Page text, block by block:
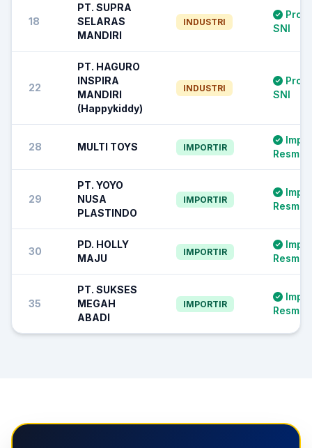
18
PT. SUPRA
SELARAS
MANDIRI
INDUSTRI
SNI
22
PT. HAGURO
INSPIRA
MANDIRI
(Happykiddy)
INDUSTRI
SNI
28 MULTI TOYS IMPORTIR
Resmi
29
PT. YOYO
NUSA
PLASTINDO
IMPORTIR
Resmi
30
PD. HOLLY
MAJU
IMPORTIR
Resmi
35
PT. SUKSES
MEGAH
ABADI
IMPORTIR
Resmi